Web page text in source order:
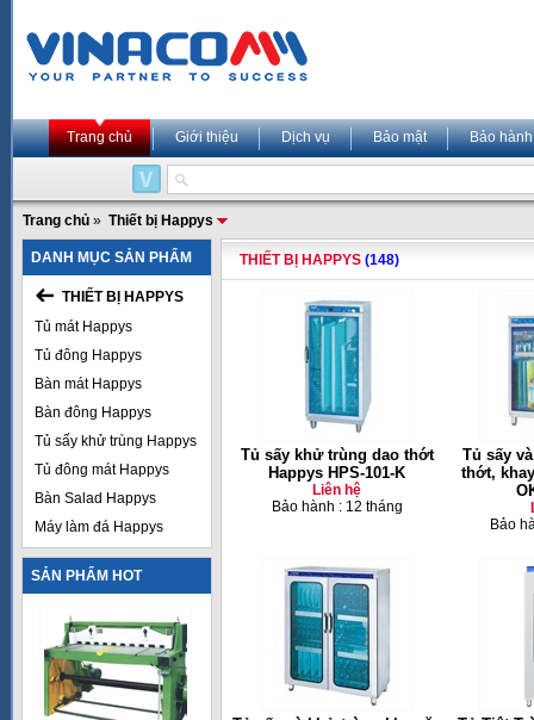
Trang chủ Giới thiệu Dịch vụ Bảo mật Bảo hành
Trang chủ » Thiết bị Happys
DANH MỤC SẢN PHẨM
THIẾT BỊ HAPPYS
Tủ mát Happys
Tủ đông Happys
Bàn mát Happys
Bàn đông Happys
Tủ sấy khử trùng Happys
Tủ đông mát Happys
Bàn Salad Happys
Máy làm đá Happys
SẢN PHẨM HOT
THIẾT BỊ HAPPYS (148)
Tủ sấy khử trùng dao thớt
Happys HPS-101-K
Liên hệ
Bảo hành : 12 tháng
Tủ sấy
thớt,
Bảo